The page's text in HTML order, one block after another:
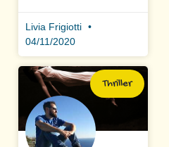
Livia Frigiotti
04/11/2020
Thriller